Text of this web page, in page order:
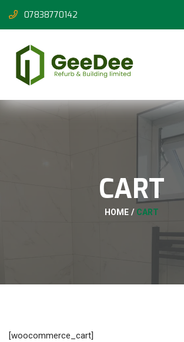
07838770142
CART
HOME CART
[woocommerce_cart]